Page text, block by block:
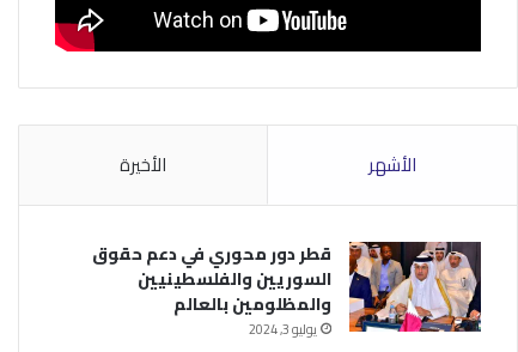
الأشهر الأخيرة
قطر دور محوري في دعم حقوق
السوريين والفلسطينيين
والمظلومين بالعالم
يوليو 3, 2024